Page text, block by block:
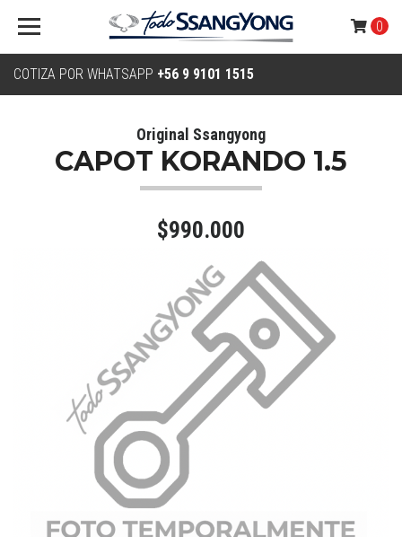
COTIZA POR WHATSAPP +56 9 9101 1515
0
Original Ssangyong
CAPOT KORANDO 1.5
$990.000